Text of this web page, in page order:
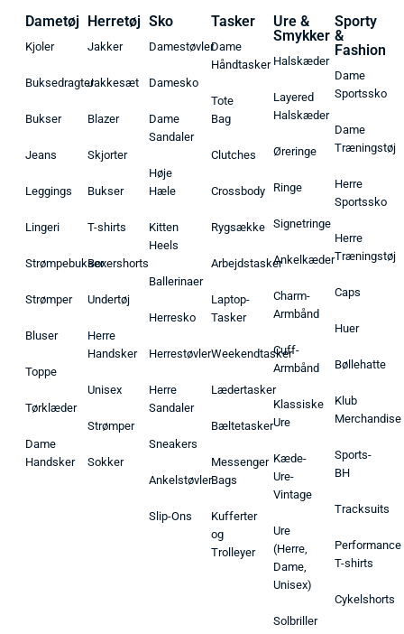
Dametøj
Kjoler
Buksedragter
Bukser
Jeans
Leggings
Lingeri
Strømpebukser
Strømper
Bluser
Toppe
Tørklæder
Dame
Handsker
Herretøj
Jakker
Jakkesæt
Blazer
Skjorter
Bukser
T-shirts
Boxershorts
Undertøj
Herre
Handsker
Unisex
Strømper
Sokker
Sko
Damestøvler
Damesko
Dame
Sandaler
Høje
Hæle
Kitten
Heels
Ballerinaer
Herresko
Herrestøvler
Herre
Sandaler
Sneakers
Ankelstøvler
Slip-Ons
Tasker
Dame
Håndtasker
Tote
Bag
Clutches
Crossbody
Rygsække
Arbejdstasker
Laptop-
Tasker
Weekendtasker
Lædertasker
Bæltetasker
Messenger
Bags
Kufferter
og
Trolleyer
Ure &
Smykker
Halskæder
Layered
Halskæder
Øreringe
Ringe
Signetringe
Ankelkæder
Charm-
Armbånd
Cuff-
Armbånd
Klassiske
Ure
Kæde-
Ure-
Vintage
Ure
(Herre,
Dame,
Unisex)
Solbriller
Sporty
&
Fashion
Dame
Sportssko
Dame
Træningstøj
Herre
Sportssko
Herre
Træningstøj
Caps
Huer
Bøllehatte
Klub
Merchandise
Sports-
BH
Tracksuits
Performance
T-shirts
Cykelshorts